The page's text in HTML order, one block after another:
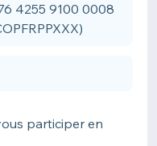
4255 9100 0008
participer en